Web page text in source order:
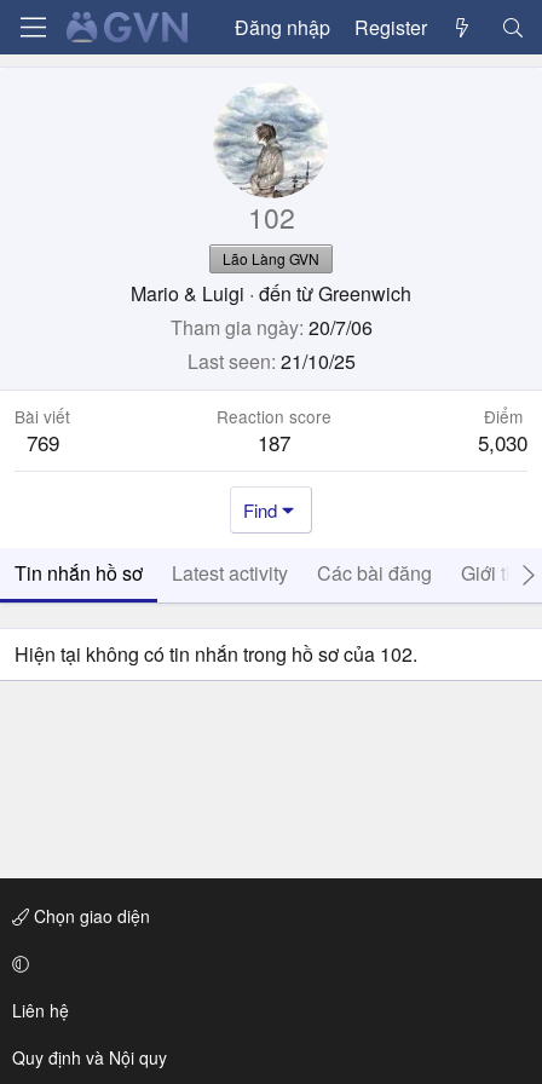
Đăng nhập Register
102
Lão Làng GVN
Mario & Luigi · đến từGreenwich
Tham gia ngày 20/7/06
Last seen 21/10/25
Bài viết
769
Reaction score
187
Điểm
5,030
Find
Tin nhắn hồ sơ Latest activity Các bài đăng Giới thiệu
Hiện tại không có tin nhắn trong hồ sơ của 102.
Chọn giao diện
Liên hệ
Quy định và Nội quy